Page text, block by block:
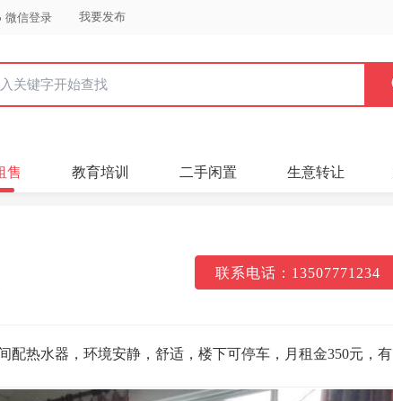
微信登录 我要发布
售 教育培训 二手闲置 生意转让
联系电话：13507771234
热水器，环境安静，舒适，楼下可停车，月租金350元，有